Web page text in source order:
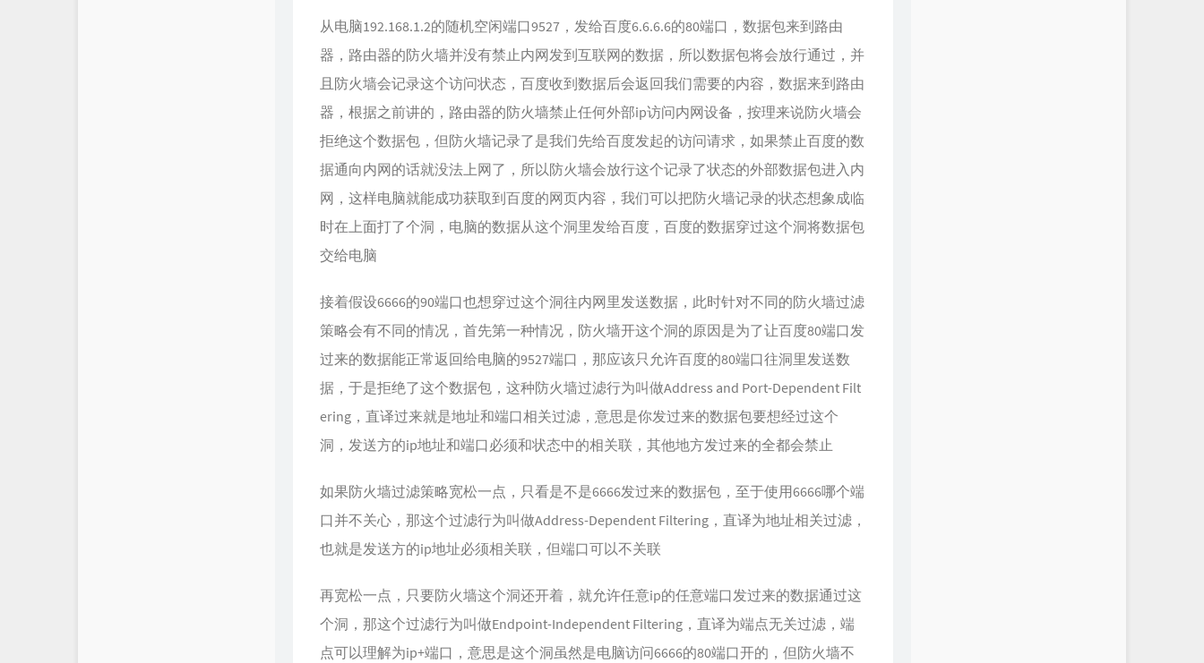
从电脑192.168.1.2的随机空闲端口9527，发给百度6.6.6.6的80端口，数据包来到路由
器，路由器的防火墙并没有禁止内网发到互联网的数据，所以数据包将会放行通过，并
且防火墙会记录这个访问状态，百度收到数据后会返回我们需要的内容，数据来到路由
器，根据之前讲的，路由器的防火墙禁止任何外部ip访问内网设备，按理来说防火墙会
拒绝这个数据包，但防火墙记录了是我们先给百度发起的访问请求，如果禁止百度的数
据通向内网的话就没法上网了，所以防火墙会放行这个记录了状态的外部数据包进入内
网，这样电脑就能成功获取到百度的网页内容，我们可以把防火墙记录的状态想象成临
时在上面打了个洞，电脑的数据从这个洞里发给百度，百度的数据穿过这个洞将数据包
交给电脑
接着假设6666的90端口也想穿过这个洞往内网里发送数据，此时针对不同的防火墙过滤
策略会有不同的情况，首先第一种情况，防火墙开这个洞的原因是为了让百度80端口发
过来的数据能正常返回给电脑的9527端口，那应该只允许百度的80端口往洞里发送数
据，于是拒绝了这个数据包，这种防火墙过滤行为叫做Address and Port-Dependent Filt
ering，直译过来就是地址和端口相关过滤，意思是你发过来的数据包要想经过这个
洞，发送方的ip地址和端口必须和状态中的相关联，其他地方发过来的全都会禁止
如果防火墙过滤策略宽松一点，只看是不是6666发过来的数据包，至于使用6666哪个端
口并不关心，那这个过滤行为叫做Address-Dependent Filtering，直译为地址相关过滤，
也就是发送方的ip地址必须相关联，但端口可以不关联
再宽松一点，只要防火墙这个洞还开着，就允许任意ip的任意端口发过来的数据通过这
个洞，那这个过滤行为叫做Endpoint-Independent Filtering，直译为端点无关过滤，端
点可以理解为ip+端口，意思是这个洞虽然是电脑访问6666的80端口开的，但防火墙不